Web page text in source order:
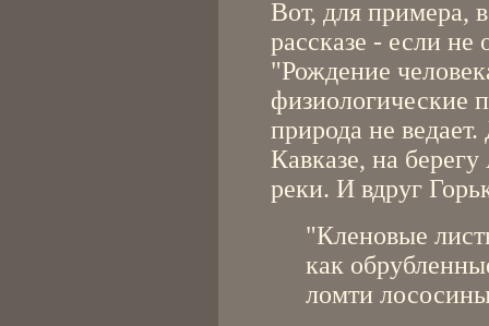
Вот, для примера,
рассказе - если
"Рождение
физиологические
природа не
Кавказе, на
реки. И вдруг
"Кленовые
как
ломти